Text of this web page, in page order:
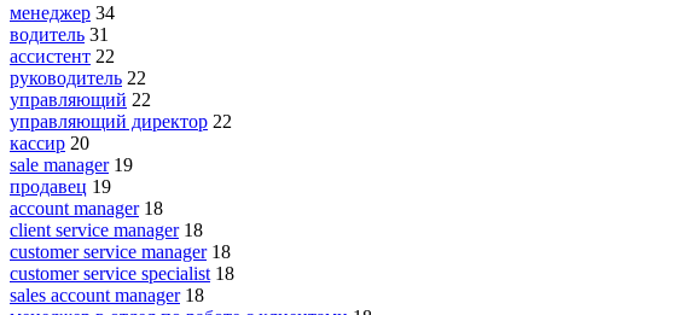
менеджер 34
водитель 31
ассистент 22
руководитель 22
управляющий 22
управляющий директор 22
кассир 20
sale manager 19
продавец 19
account manager 18
client service manager 18
customer service manager 18
customer service specialist 18
sales account manager 18